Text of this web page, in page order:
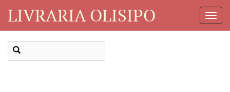
LIVRARIA OLISIPO